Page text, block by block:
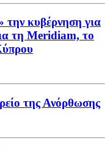
κυβέρνηση για
τη Meridiam, το
της Ανόρθωσης